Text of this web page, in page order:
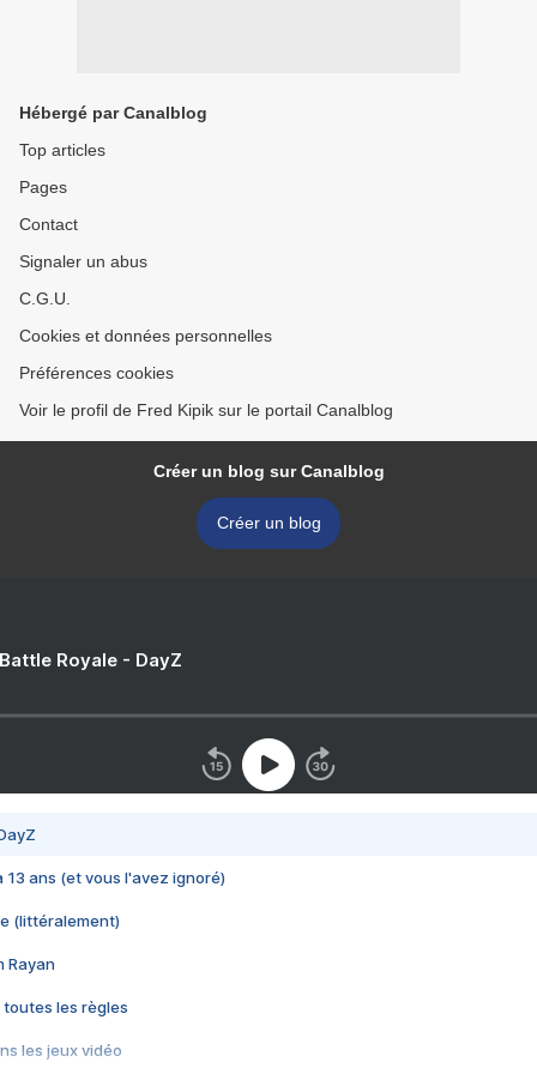
Hébergé par Canalblog
Top articles
Pages
Contact
Signaler un abus
C.G.U.
Cookies et données personnelles
Préférences cookies
Voir le profil de Fred Kipik sur le portail Canalblog
Créer un blog sur Canalblog
Créer un blog
Royale - DayZ
13 ans (et vous l'avez ignoré)
(littéralement)
Rayan
toutes les règles
les jeux vidéo